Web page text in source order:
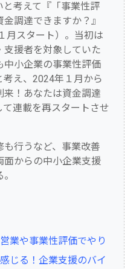
と考えて『「事業性評
調達できますか？』
月スタート）。当初は
援者を対象していた
中小企業の事業性評価
え、2024年１月から
来！あなたは資金調達
連載を再スタートさせ
行うなど、事業改善
面からの中小企業支援
業や事業性評価でやり
じる！企業支援のバイ